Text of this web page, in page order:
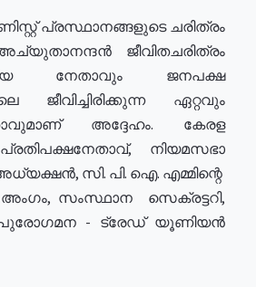
പ്രസ്ഥാനങ്ങളുടെ ചരിത്രം
ജീവിതചരിത്രം
നേതാവും ജനപക്ഷ
ജീവിച്ചിരിക്കുന്ന ഏറ്റവും
അദ്ദേഹം. കേരള
നിയമസഭാ
സി. പി. ഐ. എമ്മിന്റെ
സംസ്ഥാന സെക്രട്ടറി,
പുരോഗമന - ട്രേഡ് യൂണിയൻ